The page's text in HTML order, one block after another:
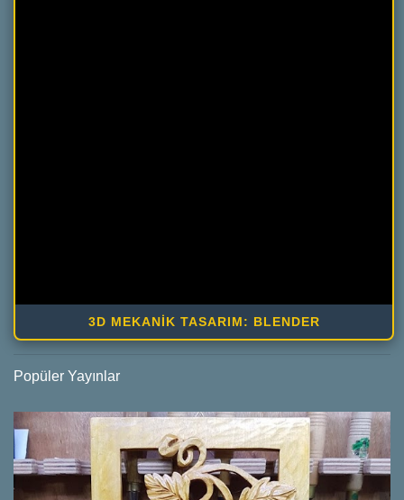
3D MEKANİK TASARIM: BLENDER
Popüler Yayınlar